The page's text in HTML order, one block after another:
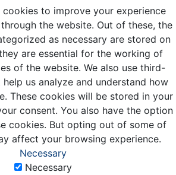
cookies to improve your experience
the website. Out of these, the
as necessary are stored on
are essential for the working of
of the website. We also use third-
us analyze and understand how
These cookies will be stored in your
consent. You also have the option
cookies. But opting out of some of
affect your browsing experience.
Necessary
Necessary